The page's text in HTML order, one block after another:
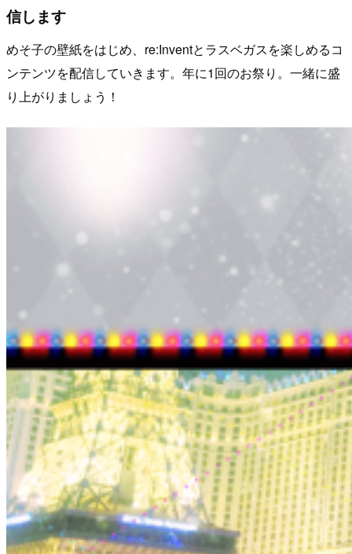
信します
めそ子の壁紙をはじめ、re:Inventとラスベガスを楽しめるコ
ンテンツを配信していきます。年に1回のお祭り。一緒に盛
り上がりましょう！